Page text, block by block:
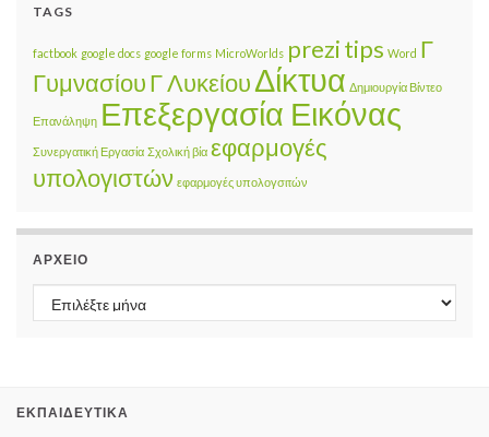
TAGS
factbook google docs google forms MicroWorlds prezitips Word Γ
ΓυμνασίουΓ ΛυκείουΔίκτυα Δημιουργία Βίντεο
Επανάληψη Επεξεργασία Εικόνας
Συνεργατική Εργασία Σχολική βία εφαρμογές
υπολογιστών εφαρμογές υπολογσιτών
ΑΡΧΕΊΟ
Αρχείο
ΕΚΠΑΙΔΕΥΤΙΚΆ